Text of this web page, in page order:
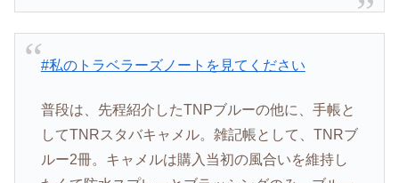
#私のトラベラーズノートを見てください
普段は、先程紹介したTNPブルーの他に、手帳と
してTNRスタバキャメル。雑記帳として、TNRブ
ルー2冊。キャメルは購入当初の風合いを維持し